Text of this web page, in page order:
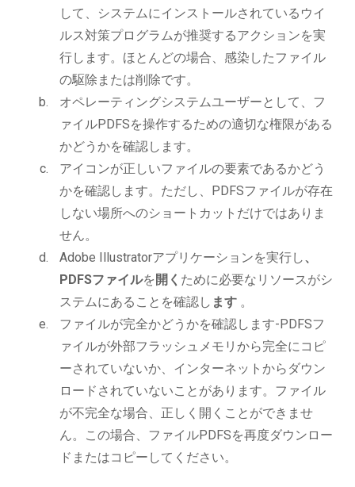
して、システムにインストールされているウイ
ルス対策プログラムが推奨するアクションを実
行します。ほとんどの場合、感染したファイル
の駆除または削除です。
オペレーティングシステムユーザーとして、フ
ァイルPDFSを操作するための適切な権限がある
かどうかを確認します。
アイコンが正しいファイルの要素であるかどう
かを確認します。ただし、PDFSファイルが存在
しない場所へのショートカットだけではありま
せん。
Adobe Illustratorアプリケーションを実行し、
PDFSファイルを 開く ために必要なリソースがシ
ステムにあることを確認し ます 。
ファイルが完全かどうかを確認します-PDFSフ
ァイルが外部フラッシュメモリから完全にコピ
ーされていないか、インターネットからダウン
ロードされていないことがあります。ファイル
が不完全な場合、正しく開くことができませ
ん。この場合、ファイルPDFSを再度ダウンロー
ドまたはコピーしてください。